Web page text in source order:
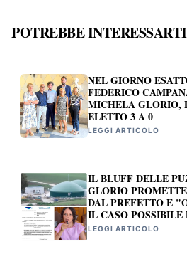
POTREBBE INTERESSARTI
NEL GIORNO
FEDERICO
MICHELA GLORIO,
ELETTO 3 A 0
LEGGI ARTICOLO
IL BLUFF DELLE
GLORIO
DAL PREFETTO E
IL CASO
LEGGI ARTICOLO